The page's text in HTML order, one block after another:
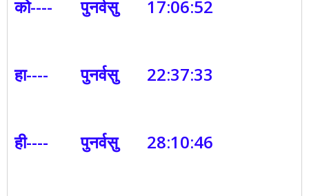
को---- पुनर्वसु 17:06:52
हा---- पुनर्वसु 22:37:33
ही---- पुनर्वसु 28:10:46